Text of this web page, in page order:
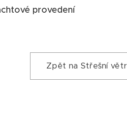
provedení
Zpět na Střešní